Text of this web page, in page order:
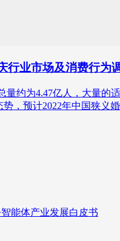
行业市场及消费行为
量约为4.47亿人，大量
，预计2022年中国狭义
能体产业发展白皮书